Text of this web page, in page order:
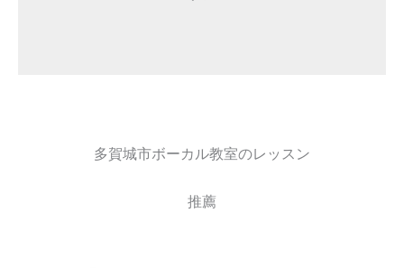
多賀城市ボーカル教室のレッスン
推薦